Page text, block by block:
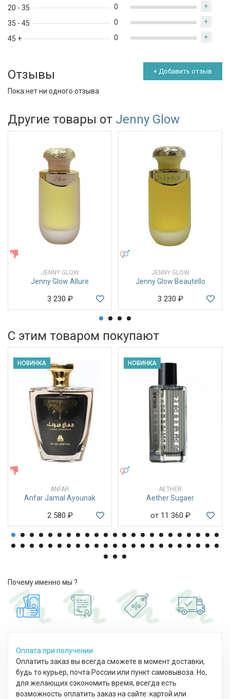
20 - 35
35 - 45
45 +
0 +
0 +
0 +
Отзывы + Добавить отзыв
Пока нет ни одного отзыва
Другие товары от Jenny Glow
JENNY GLOW
Jenny Glow Allure
3 230 ₽
JENNY GLOW
Jenny Glow Beautello
3 230 ₽
С этим товаром покупают
НОВИНКА
ANFAR
Anfar Jamal Ayounak
2 580 ₽
НОВИНКА
AETHER
Aether Sugaer
от 11 360 ₽
Почему именно мы ?
Оплата при получении
Оплатить заказ вы всегда сможете в момент доставки,
будь то курьер, почта России или пункт самовывоза. Но,
для желающих сэкономить время, всегда есть
возможность оплатить заказ на сайте: картой или